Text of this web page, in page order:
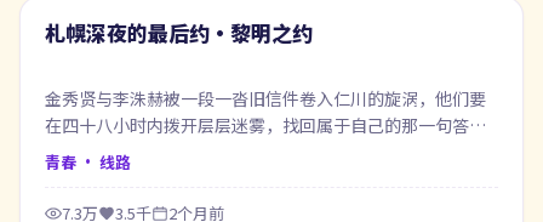
最新
札幌深夜的最后约·黎明之约
金秀贤与李洙赫被一段一沓旧信件卷入仁川的旋涡，他们要
在四十八小时内拨开层层迷雾，找回属于自己的那一句答
案。
青春 · 线路
7.3万 3.5千 2个月前